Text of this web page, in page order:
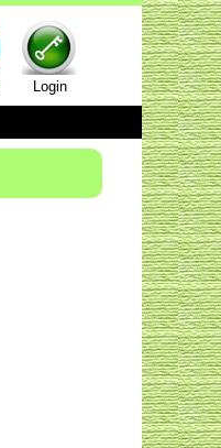
Login